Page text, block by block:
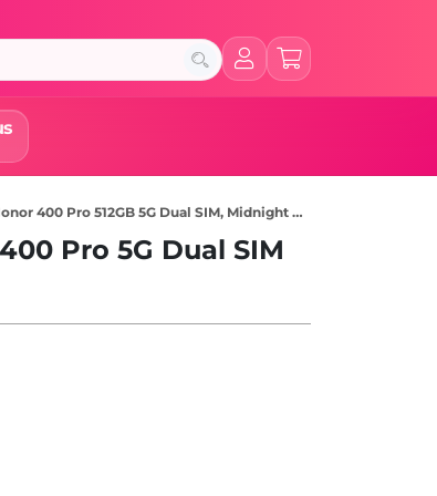
400 Pro 512GB 5G Dual SIM, Midnight Black
Pro 5G Dual SIM